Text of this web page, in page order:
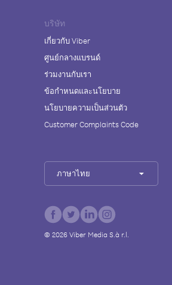
บริษัท
เกี่ยวกับ Viber
ศูนย์กลางแบรนด์
ร่วมงานกับเรา
ข้อกำหนดและนโยบาย
นโยบายความเป็นส่วนตัว
Customer Complaints Code
ภาษาไทย
© 2026Viber Media S.à r.l.